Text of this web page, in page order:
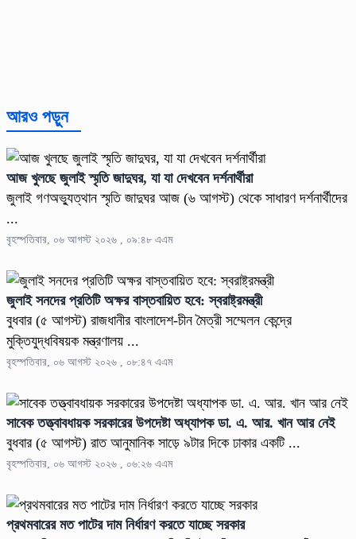
আরও পড়ুন
আজ খুলছে জুলাই স্মৃতি জাদুঘর, যা যা দেখবেন দর্শনার্থীরা
জুলাই গণঅভ্যুত্থান স্মৃতি জাদুঘর আজ (৬ আগস্ট) থেকে সাধারণ দর্শনার্থীদের
...
বৃহস্পতিবার, ০৬ আগস্ট ২০২৬ , ০৯:৪৮ এএম
জুলাই সনদের প্রতিটি অক্ষর বাস্তবায়িত হবে: স্বরাষ্ট্রমন্ত্রী
বুধবার (৫ আগস্ট) রাজধানীর বাংলাদেশ-চীন মৈত্রী সম্মেলন কেন্দ্রে
মুক্তিযুদ্ধবিষয়ক মন্ত্রণালয় ...
বৃহস্পতিবার, ০৬ আগস্ট ২০২৬ , ০৮:৪৭ এএম
সাবেক তত্ত্বাবধায়ক সরকারের উপদেষ্টা অধ্যাপক ডা. এ. আর. খান আর নেই
বুধবার (৫ আগস্ট) রাত আনুমানিক সাড়ে ৯টার দিকে ঢাকার একটি ...
বৃহস্পতিবার, ০৬ আগস্ট ২০২৬ , ০৬:২৬ এএম
প্রথমবারের মত পাটের দাম নির্ধারণ করতে যাচ্ছে সরকার